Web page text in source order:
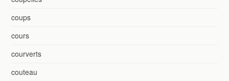
coups
cours
courverts
couteau